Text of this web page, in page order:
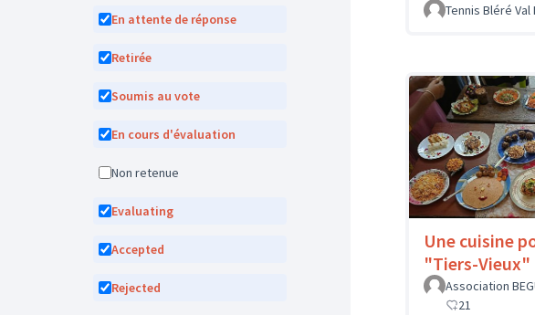
En attente de réponse
Retirée
Soumis au vote
En cours d'évaluation
Non retenue
Evaluating
Accepted
Rejected
Tennis Bléré Val
Une cuisine
"Tiers-Vieux"
Association
21